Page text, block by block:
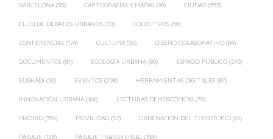
BARCELONA (55) CARTOGRAFÍAS Y MAPAS (90) CIUDAD (553)
CLUB DE DEBATES URBANOS (70) COLECTIVOS (58)
CONFERENCIAS (174) CULTURA (56) DISEÑO COLABORATIVO (84)
DOCUMENTOS (81) ECOLOGÍA URBANA (89) ESPACIO PÚBLICO (293)
EUSKADI (56) EVENTOS (298) HERRAMIENTAS DIGITALES (87)
INNOVACIÓN URBANA (166) LECTURAS DEMOSCÓPICAS (79)
MADRID (359) MOVILIDAD (57) ORDENACIÓN DEL TERRITORIO (61)
PAISAJE (128) PAISAJE TRANSVERSAL (399)